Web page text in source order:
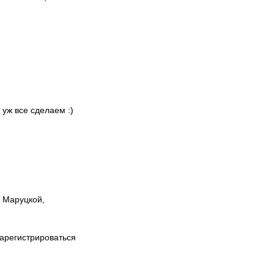
уж все сделаем :)